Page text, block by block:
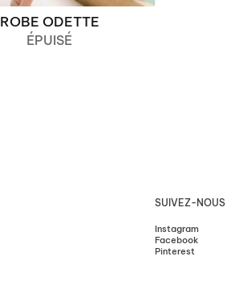
ROBE ODETTE
ÉPUISÉ
SUIVEZ-NOUS
Instagram
Instagram
Facebook
Facebook
Pinterest